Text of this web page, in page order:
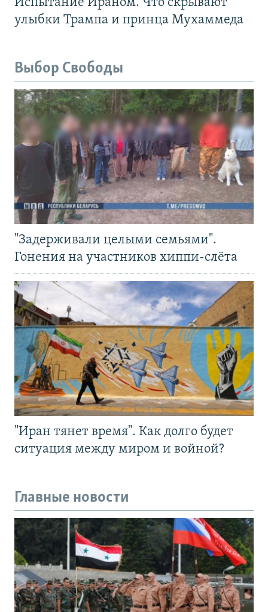
Испытание Ираном. Что скрывают
улыбки Трампа и принца Мухаммеда
Выбор Свободы
"Задерживали целыми семьями".
Гонения на участников хиппи-слёта
"Иран тянет время". Как долго будет
ситуация между миром и войной?
Главные новости